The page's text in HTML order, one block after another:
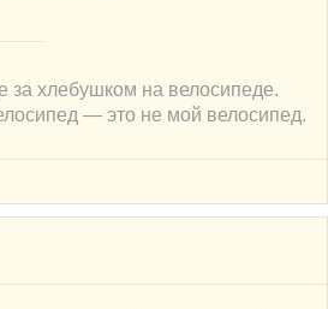
за хлебушком на велосипеде.
— это не мой велосипед.